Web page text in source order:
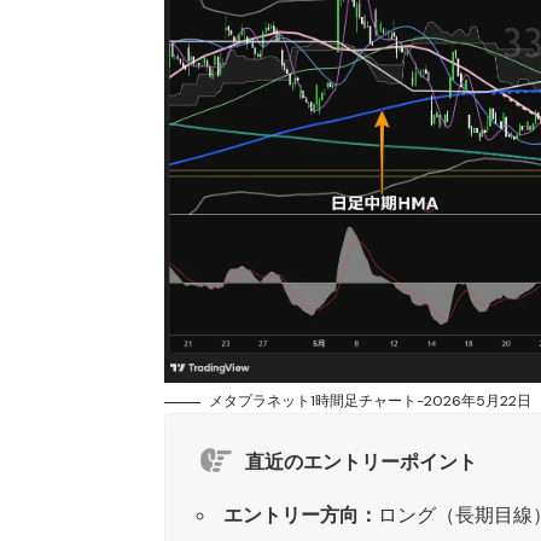
メタプラネット1時間足チャート-2026年5月22日
直近のエントリーポイント
エントリー方向： ロング（長期目線